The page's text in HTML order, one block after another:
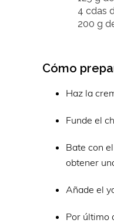
4 cdas
200 g
Cómo
Haz la
Funde el
Bate con
obtener
Añade el
Por último